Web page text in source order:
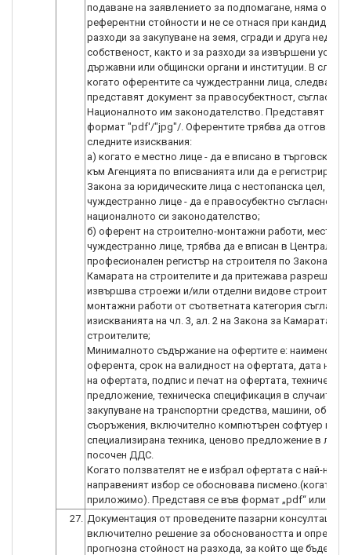
подаване на заявлението за подпомагане, няма
референтни стойности и не се отнася при
разходи за закупуване на земя, сгради и друга
собственост, както и за разходи за извършени услуги
държавни или общински органи и институции. В
когато оферентите са чуждестранни лица, следва да
представят документ за правосубектност, съгласно
Националното им законодателство. Представят се
формат "pdf'/"jpg"/. Оферентите трябва да отговарят
следните изисквания:
а) когато е местно лице - да е вписано в търговския
към Агенцията по вписванията или да е регистрирано
Закона за юридическите лица с нестопанска цел, а
чуждестранно лице - да е правосубектно съгласно
националното си законодателство;
б) оферент на строително-монтажни работи, местно
чуждестранно лице, трябва да е вписан в Централния
професионален регистър на строителя по Закона за
Камарата на строителите и да притежава
извършва строежи и/или отделни видове строителни
монтажни работи от съответната категория съгласно
изискванията на чл. 3, ал. 2 на Закона за Камарата на
строителите;
Минималното съдържание на офертите е:
оферента, срок на валидност на офертата, дата на
на офертата, подпис и печат на офертата, техническо
предложение, техническа спецификация в случаите на
закупуване на транспортни средства, машини,
съоръжения, включително компютърен софтуер и
специализирана техника, ценово предложение в
посочен ДДС.
Когато ползвателят не е избрал офертата с най-
направеният избор се обосновава писмено.(когато е
27. Документация от проведените пазарни консултации,
включително решение за обосноваността и
прогнозна стойност на разхода, за който ще бъде